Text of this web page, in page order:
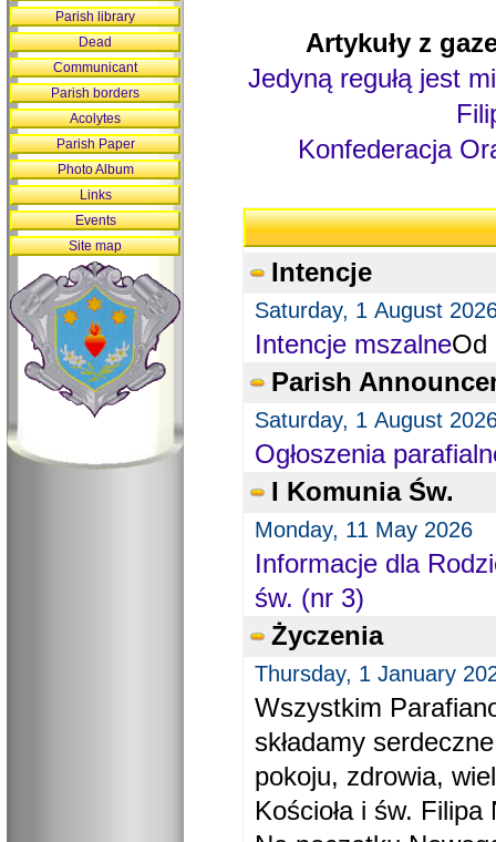
Artykuły z
Jedyną regułą jest
Konfederacja
Intencje
Saturday, 1 August
Intencje mszalneOd
Parish
Saturday, 1 August
Ogłoszenia
I Komunia Św.
Monday, 11 May 2026
Informacje dla
św. (nr 3)
Życzenia
Thursday, 1 January
Wszystkim
składamy
pokoju, zdrowia,
Kościoła i św. Filipa
Parish library
Dead
Communicant
Parish borders
Acolytes
Parish Paper
Photo Album
Links
Events
Site map